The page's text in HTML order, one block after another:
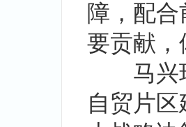
障，配
要贡献，
马兴瑞
自贸片